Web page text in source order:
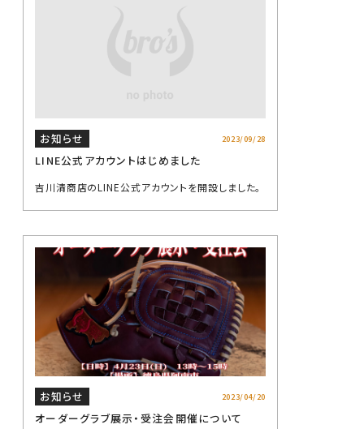
お知らせ 2023/09/28
LINE公式アカウントはじめました
吉川清商店のLINE公式アカウントを開設しました。
お知らせ 2023/04/20
オーダーグラブ展示・受注会開催について